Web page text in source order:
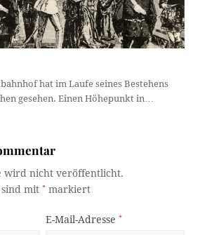
hat im Laufe seines Bestehens
gesehen. Einen Höhepunkt in…
wird nicht veröffentlicht.
sind mit* markiert
E-Mail-Adresse*